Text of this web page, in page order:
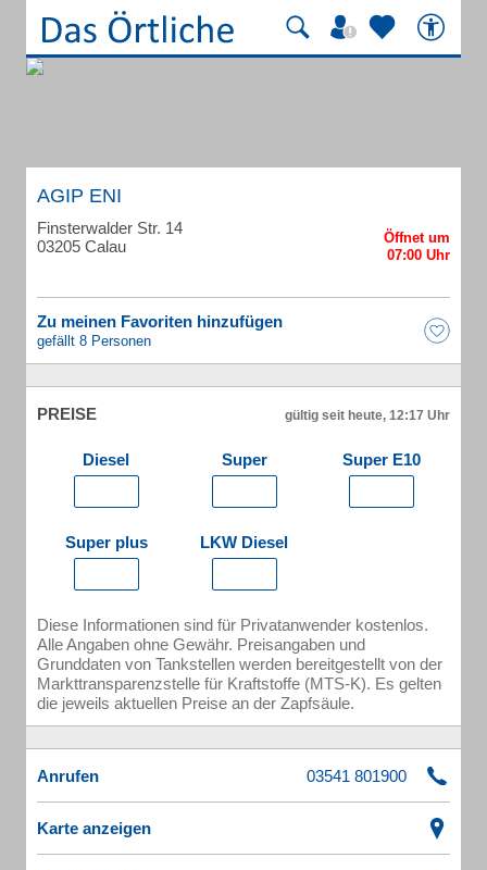
AGIP ENI
Finsterwalder Str. 14
03205 Calau
Zu meinen Favoriten hinzufügen
gefällt 8 Personen
PREISE gültig seit heute, 12:17 Uhr
Diesel Super Super E10
Super plus LKW Diesel
Diese Informationen sind für Privatanwender kostenlos.
Alle Angaben ohne Gewähr. Preisangaben und
Grunddaten von Tankstellen werden bereitgestellt von der
Markttransparenzstelle für Kraftstoffe (MTS-K). Es gelten
die jeweils aktuellen Preise an der Zapfsäule.
Anrufen
Karte anzeigen